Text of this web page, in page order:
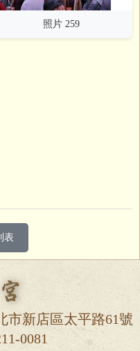
照片 259
表
市新店區太平路61號
0081